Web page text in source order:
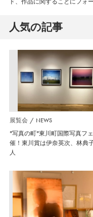
ド、作品に関することにフォ
人気の記事
展覧会 NEWS
”写真の町”東川町国際写真フ
催！東川賞は伊奈英次、林典
人